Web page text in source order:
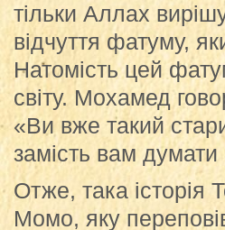
тільки Аллах
відчуття фатуму,
Натомість цей
світу. Мохамед
«Ви вже такий
замість вам
Отже, така
Момо, яку